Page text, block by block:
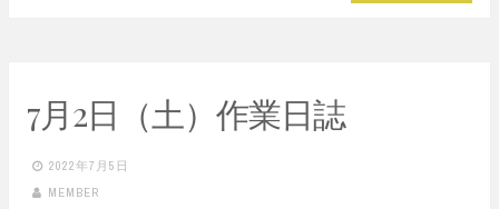
7月2日（土）作業日誌
2022年7月5日
MEMBER